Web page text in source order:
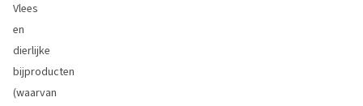
Vlees
en
dierlijke
bijproducten
(waarvan